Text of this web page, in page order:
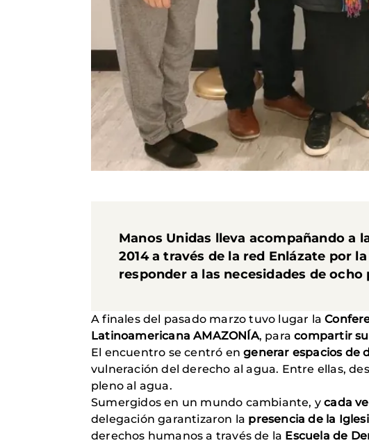
Manos Unidas lleva acompañando a
2014 a través de la red Enlázate por
responder a las necesidades de
A finales del pasado marzo tuvo lugar la
Latinoamericana AMAZONÍA, paracompartir su
El encuentro se centró en generar espacios de
vulneración del derecho al agua. Entre ellas,
pleno al agua.
Sumergidos en un mundo cambiante, ycada
delegación garantizaron la presencia de la
derechos humanos a través de la Escuela de